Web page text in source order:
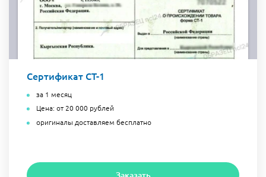
Сертификат СТ-1
за 1 месяц
Цена: от 20 000 рублей
оригиналы доставляем бесплатно